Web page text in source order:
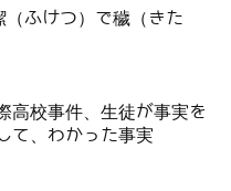
ふけつ）で穢（きた
高校事件、生徒が事実を
て、わかった事実